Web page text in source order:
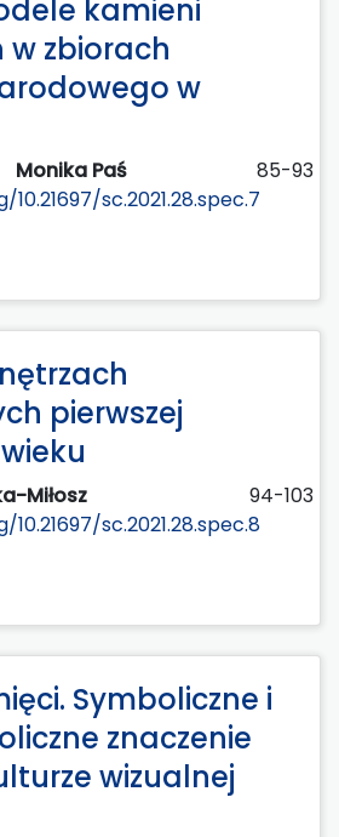
kamieni
w zbiorach
w
Monika Paś
85-93
sc.2021.28.spec.7
pierwszej
Miłosz
94-103
sc.2021.28.spec.8
Symboliczne i
znaczenie
wizualnej